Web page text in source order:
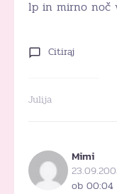
lp in mirno noč
Citiraj
Julija
Mimi
ob 00:04